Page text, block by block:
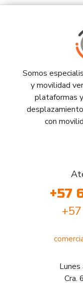
Somos
y movilidad
plataformas
con
+57
Lunes
Cra.